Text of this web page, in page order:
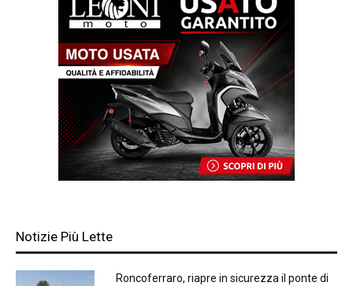
Notizie Più Lette
Roncoferraro, riapre in sicurezza il ponte di